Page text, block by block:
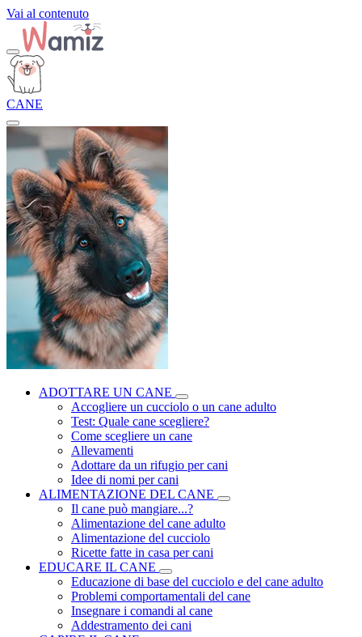
Vai al contenuto
CANE
ADOTTARE UN CANE
Accogliere un cucciolo o un cane adulto
Test: Quale cane scegliere?
Come scegliere un cane
Allevamenti
Adottare da un rifugio per cani
Idee di nomi per cani
ALIMENTAZIONE DEL CANE
Il cane può mangiare...?
Alimentazione del cane adulto
Alimentazione del cucciolo
Ricette fatte in casa per cani
EDUCARE IL CANE
Educazione di base del cucciolo e del cane adulto
Problemi comportamentali del cane
Insegnare i comandi al cane
Addestramento dei cani